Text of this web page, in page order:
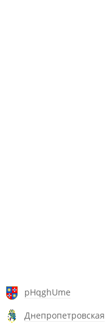
pHqghUme
Днепропетровская